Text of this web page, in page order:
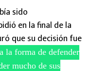
sido
en la final de la
que su decisión fue
la forma de defender
mucho de sus